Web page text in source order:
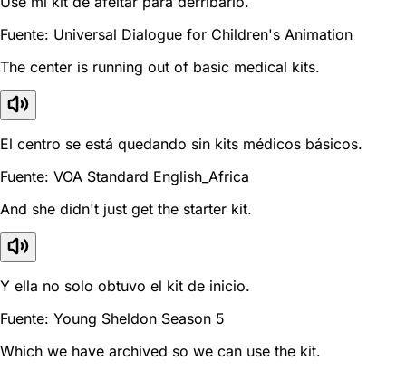
Fuente: Universal Dialogue for Children's Animation
The center is running out of basic medical kits.
El centro se está quedando sin kits médicos básicos.
Fuente: VOA Standard English_Africa
And she didn't just get the starter kit.
Y ella no solo obtuvo el kit de inicio.
Fuente: Young Sheldon Season 5
Which we have archived so we can use the kit.